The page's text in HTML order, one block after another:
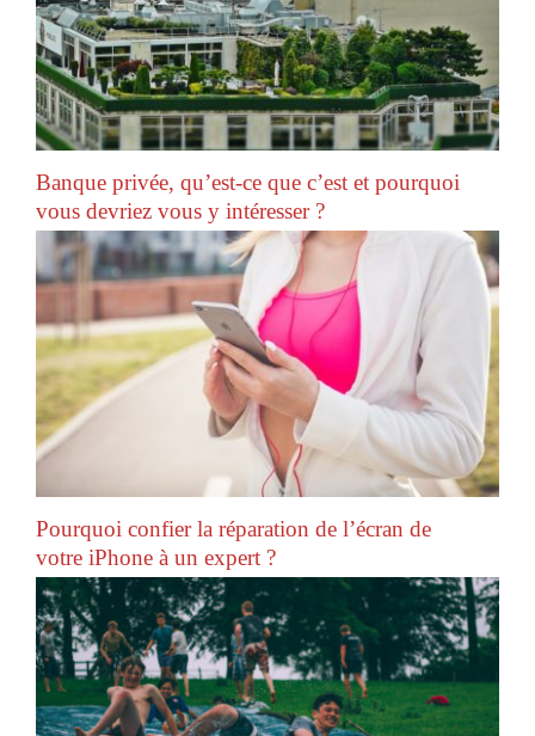
Banque privée, qu’est-ce que c’est et pourquoi
vous devriez vous y intéresser ?
Pourquoi confier la réparation de l’écran de
votre iPhone à un expert ?